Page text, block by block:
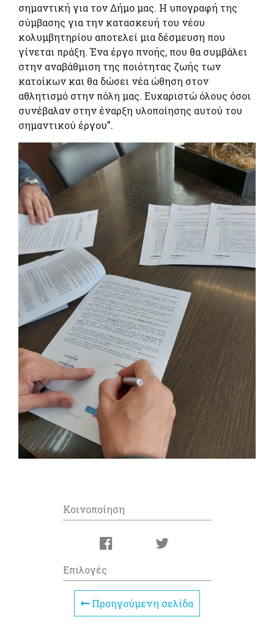
σημαντική για τον Δήμο μας. Η υπογραφή της
σύμβασης για την κατασκευή του νέου
κολυμβητηρίου αποτελεί μια δέσμευση που
γίνεται πράξη. Ένα έργο πνοής, που θα συμβάλει
στην αναβάθμιση της ποιότητας ζωής των
κατοίκων και θα δώσει νέα ώθηση στον
αθλητισμό στην πόλη μας. Ευχαριστώ όλους όσοι
συνέβαλαν στην έναρξη υλοποίησης αυτού του
σημαντικού έργου”.
Κοινοποίηση
Επιλογές
Προηγούμενη σελίδα